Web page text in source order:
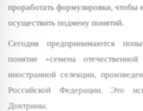
проработать формулировки, чтобы
осуществить подмену понятий.
Сегодня предпринимаются
понятие «семена
иностранной селекции,
Российской Федерации. Это
Доктрины.